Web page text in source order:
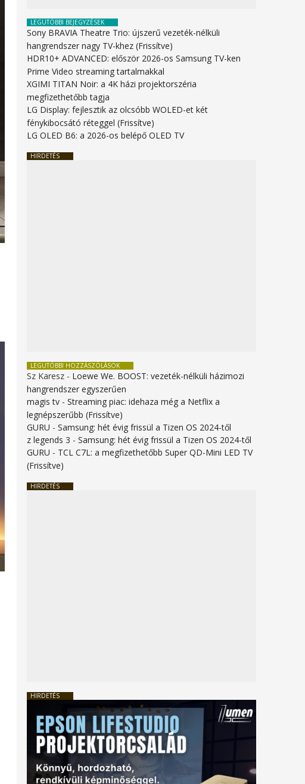
LEGUTÓBBI BEJEGYZÉSEK
Sony BRAVIA Theatre Trio: újszerű vezeték-nélküli
hangrendszer nagy TV-khez (Frissítve)
HDR10+ ADVANCED: először 2026-os Samsung TV-ken
Prime Video streaming tartalmakkal
XGIMI TITAN Noir: a 4K házi projektorszéria
megfizethetőbb tagja
LG Display: fejlesztik az olcsóbb WOLED-et két
fénykibocsátó réteggel (Frissítve)
LG OLED B6: a 2026-os belépő OLED TV
HIRDETÉS
LEGUTÓBBI HOZZÁSZÓLÁSOK
Sz Karesz - Loewe We. BOOST: vezeték-nélküli házimozi
hangrendszer egyszerűen
magis tv -Streaming piac: idehaza még a Netflix a
legnépszerűbb (Frissítve)
GURU -Samsung: hét évig frissül a Tizen OS 2024-től
z legends 3 -Samsung: hét évig frissül a Tizen OS 2024-től
GURU - TCL C7L: a megfizethetőbb Super QD-Mini LED TV
(Frissítve)
HIRDETÉS
HIRDETÉS